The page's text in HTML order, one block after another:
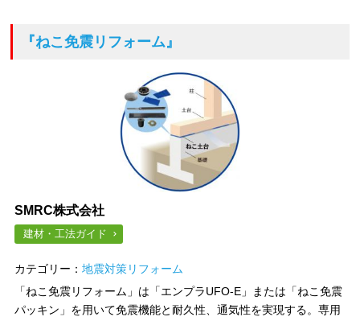
『ねこ免震リフォーム』
SMRC株式会社
建材・工法ガイド
カテゴリー：地震対策リフォーム
「ねこ免震リフォーム」は「エンプラUFO-E」または「ねこ免震
パッキン」を用いて免震機能と耐久性、通気性を実現する。専用